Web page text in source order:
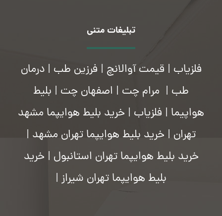
تبلیغات متنی
فلزیاب | قیمت آوالانچ | فرزین طب |درمان
طب | مرام چت | اصفهان چت | بلیط
هواپیما | فلزیاب | خرید بلیط هوایپما مشهد
تهران | خرید بلیط هوایپما تهران مشهد |
خرید بلیط هوایپما تهران استانبول | خرید
بلیط هوایپما تهران شیراز |